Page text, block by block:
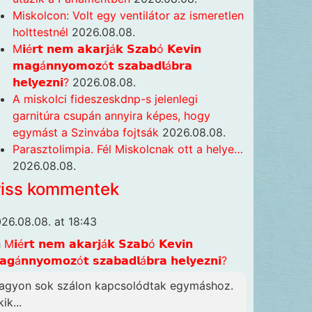
Miskolcon: Volt egy ventilátor az ismeretlen
holttestnél 2026.08.08.
M𝗶é𝗿𝘁 𝗻𝗲𝗺 𝗮𝗸𝗮𝗿𝗷á𝗸 𝗦𝘇𝗮𝗯ó 𝗞𝗲𝘃𝗶𝗻
𝗺𝗮𝗴á𝗻𝗻𝘆𝗼𝗺𝗼𝘇ó𝘁 𝘀𝘇𝗮𝗯𝗮𝗱𝗹á𝗯𝗿𝗮
𝗵𝗲𝗹𝘆𝗲𝘇𝗻𝗶? 2026.08.08.
A miskolci fideszeskdnp-s jelenlegi
garnitúra csupán annyira képes, hogy
egymást a Szinvába fojtsák 2026.08.08.
Parasztolimpia. Fél Miskolcnak ott a helye…
2026.08.08.
kommentek
at 18:43
M𝗶é𝗿𝘁 𝗻𝗲𝗺 𝗮𝗸𝗮𝗿𝗷á𝗸 𝗦𝘇𝗮𝗯ó 𝗞𝗲𝘃𝗶𝗻
𝘀𝘇𝗮𝗯𝗮𝗱𝗹á𝗯𝗿𝗮 𝗵𝗲𝗹𝘆𝗲𝘇𝗻𝗶?
sok szálon kapcsolódtak egymáshoz.